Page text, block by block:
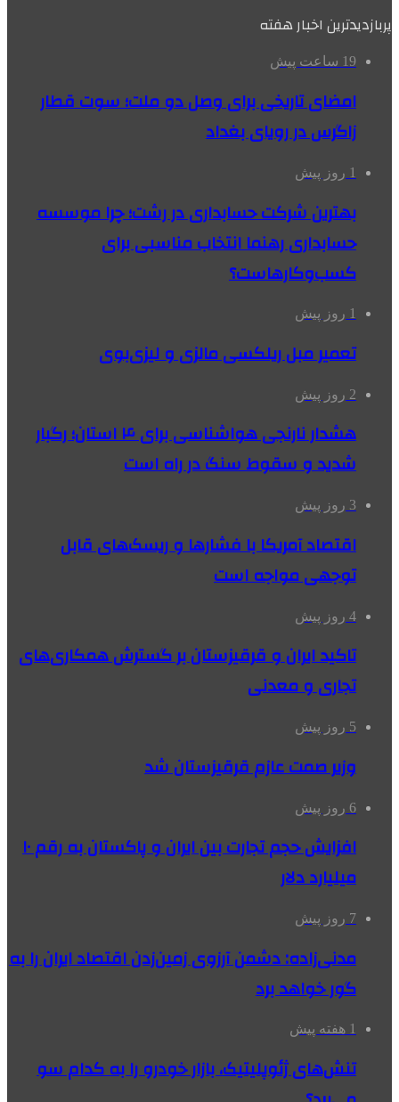
پربازدیدترین اخبار هفته
19 ساعت پیش
امضای تاریخی برای وصل دو ملت؛ سوت قطار
زاگرس در رویای بغداد
1 روز پیش
بهترین شرکت حسابداری در رشت؛ چرا موسسه
حسابداری رهنما انتخاب مناسبی برای
کسب‌وکارهاست؟
1 روز پیش
تعمیر مبل ریلکسی مالزی و لیزی‌بوی
2 روز پیش
هشدار نارنجی هواشناسی برای ۴ استان؛ رگبار
شدید و سقوط سنگ در راه است
3 روز پیش
اقتصاد آمریکا با فشارها و ریسک‌های قابل
توجهی مواجه است
4 روز پیش
تاکید ایران و قرقیزستان بر گسترش همکاری‌های
تجاری و معدنی
5 روز پیش
وزیر صمت عازم قرقیزستان شد
6 روز پیش
افزایش حجم تجارت بین ایران و پاکستان به رقم ۱۰
میلیارد دلار
7 روز پیش
مدنی‌زاده: دشمن آرزوی زمین‌زدن اقتصاد ایران را به
گور خواهد برد
1 هفته پیش
تنش‌های ژئوپلیتیک، بازار خودرو را به کدام سو